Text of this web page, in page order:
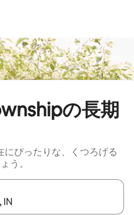
の長期
にぴったりな、くつろげる
う。
ら、上下の矢印キーを使って移